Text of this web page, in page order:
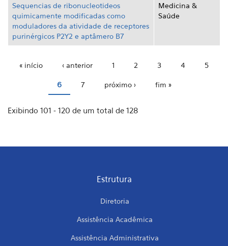
Sequencias de ribonucleotideos
quimicamente modificadas como
moduladores da atividade de receptores
purinérgicos P2Y2 e aptâmero B7
Medicina &
Saúde
« início ‹ anterior 1 2 3 4 5
6 7 próximo › fim »
Exibindo 101 - 120 de um total de 128
Estrutura
Diretoria
Assistência Acadêmica
Assistência Administrativa